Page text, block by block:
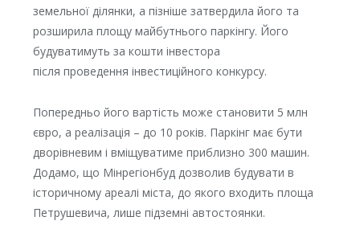
земельної ділянки, а пізніше затвердила його та
розширила площу майбутнього паркінгу. Його
будуватимуть за кошти інвестора
після проведення інвестиційного конкурсу.
Попередньо його вартість може становити 5 млн
євро, а реалізація – до 10 років. Паркінг має бути
дворівневим і вміщуватиме приблизно 300 машин.
Додамо, що Мінрегіонбуд дозволив будувати в
історичному ареалі міста, до якого входить площа
Петрушевича, лише підземні автостоянки.